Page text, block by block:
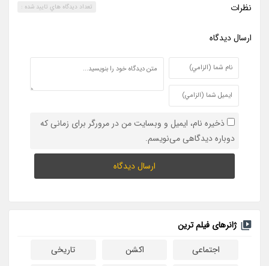
نظرات تعداد ديدگاه هاي تاييد شده :
ارسال ديدگاه
ذخیره نام، ایمیل و وبسایت من در مرورگر برای زمانی که
دوباره دیدگاهی می‌نویسم.
ژانرهای فیلم ترین
اجتماعی
اکشن
تاریخی